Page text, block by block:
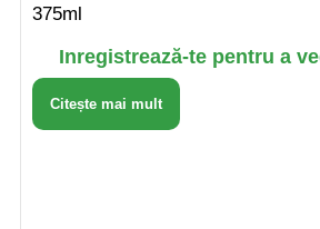
375ml
Inregistrează-te pentru a
Citește mai mult